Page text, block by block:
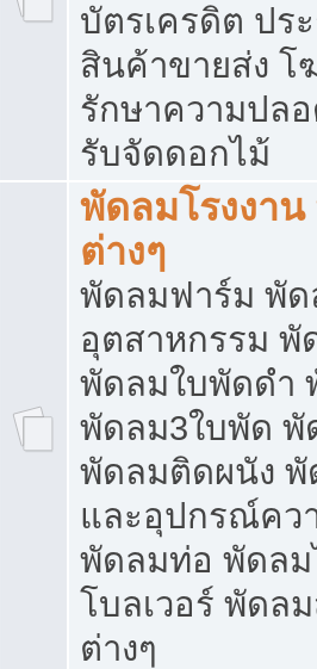
บัตรเครดิต ปร
สินค้าขายส่ง
รักษาความปล
รับจัดดอกไม้
พัดลมโรงงา
ต่างๆ
พัดลมฟาร์ม พัด
อุตสาหกรรม
พัดลมใบพัดดำ
พัดลม3ใบพัด พั
พัดลมติดผนัง
และอุปกรณ์คว
พัดลมท่อ พัดลม
โบลเวอร์ พัดล
ต่างๆ